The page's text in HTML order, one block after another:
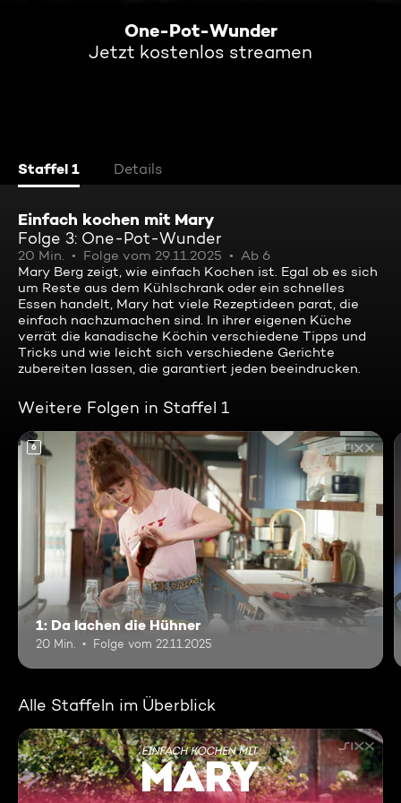
One-Pot-Wunder
Jetzt kostenlos streamen
Staffel 1 Details
Einfach kochen mit Mary
Folge 3: One-Pot-Wunder
20 Min. Folge vom 29.11.2025
Ab 6
Mary Berg zeigt, wie einfach Kochen ist. Egal ob es sich
um Reste aus dem Kühlschrank oder ein schnelles
Essen handelt, Mary hat viele Rezeptideen parat, die
einfach nachzumachen sind. In ihrer eigenen Küche
verrät die kanadische Köchin verschiedene Tipps und
Tricks und wie leicht sich verschiedene Gerichte
zubereiten lassen, die garantiert jeden beeindrucken.
Weitere Folgen in Staffel 1
6
1: Da lachen die Hühner
20 Min. Folge vom 22.11.2025
Alle Staffeln im Überblick